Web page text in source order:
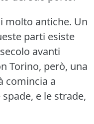
molto antiche. Un
parti esiste
avanti
Torino, però, una
comincia a
e le strade,